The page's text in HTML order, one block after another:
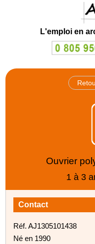
L'emploi en
Ouvrier
1 à 3
Contact
Réf. AJ1305101438
Né en 1990